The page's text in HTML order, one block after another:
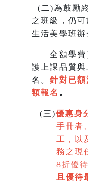
( 二)為鼓勵
之班級，仍
生活美學班
全額學
護上課品質
名。 針對已
額報名 。
(三)優惠身
手冊者
工，以
務之現
8折優
且優待